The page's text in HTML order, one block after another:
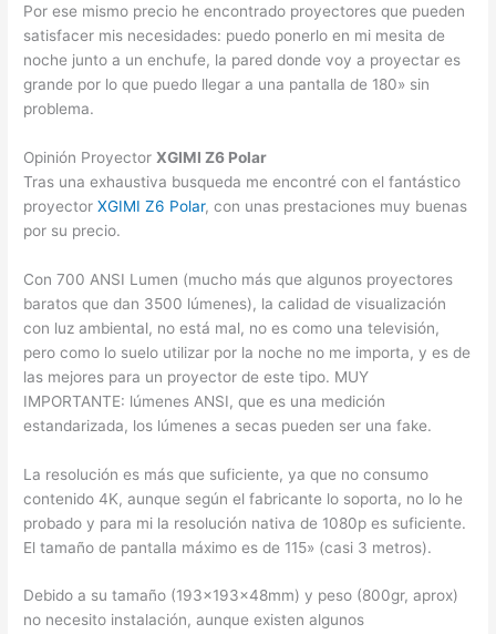
Por ese mismo precio he encontrado proyectores que pueden
satisfacer mis necesidades: puedo ponerlo en mi mesita de
noche junto a un enchufe, la pared donde voy a proyectar es
grande por lo que puedo llegar a una pantalla de 180» sin
problema.
Opinión ProyectorXGIMI Z6 Polar
Tras una exhaustiva busqueda me encontré con el fantástico
proyectorXGIMI Z6 Polar, con unas prestaciones muy buenas
por su precio.
Con 700 ANSI Lumen (mucho más que algunos proyectores
baratos que dan 3500 lúmenes), la calidad de visualización
con luz ambiental, no está mal, no es como una televisión,
pero como lo suelo utilizar por la noche no me importa, y es de
las mejores para un proyector de este tipo. MUY
IMPORTANTE: lúmenes ANSI, que es una medición
estandarizada, los lúmenes a secas pueden ser una fake.
La resolución es más que suficiente, ya que no consumo
contenido 4K, aunque según el fabricante lo soporta, no lo he
probado y para mi la resolución nativa de 1080p es suficiente.
El tamaño de pantalla máximo es de 115» (casi 3 metros).
Debido a su tamaño (193x193x48mm) y peso (800gr, aprox)
no necesito instalación, aunque existen algunos